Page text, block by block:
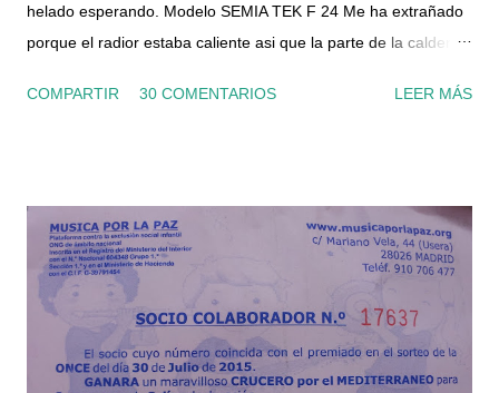
helado esperando. Modelo SEMIA TEK F 24 Me ha extrañado
porque el radior estaba caliente asi que la parte de la caldera
luz era correcto. Le he dado al botón de rearme, la he
entrada del circuito de agua sanitaria, asi que me he dispuesto
ha echarle un ojo. Por supuesto lo he desconectado de la
corriente, he cortado el gas y la llave de entrada de agua a la
caldera, que es el segundo tubo de la izquierda (la llave es de
color azul). También he abierto un grifo de agua caliente del
baño, por el cual no salía nada ya que había cortado la
COMPARTIR 30 COMENTARIOS LEER MÁS